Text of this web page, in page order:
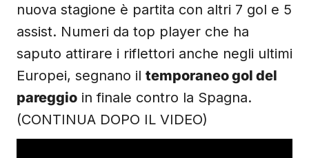
nuova stagione è partita con altri 7 gol e 5
assist. Numeri da top player che ha
saputo attirare i riflettori anche negli ultimi
Europei, segnano il temporaneo gol del
pareggio in finale contro la Spagna.
(CONTINUA DOPO IL VIDEO)